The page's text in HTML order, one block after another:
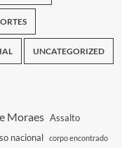
UNCATEGORIZED
Moraes Assalto
nacional corpo encontrado